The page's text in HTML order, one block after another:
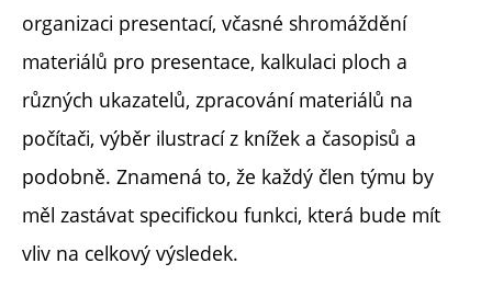
organizaci presentací, včasné shromáždění
materiálů pro presentace, kalkulaci ploch a
různých ukazatelů, zpracování materiálů na
počítači, výběr ilustrací z knížek a časopisů a
podobně. Znamená to, že každý člen týmu by
měl zastávat specifickou funkci, která bude mít
vliv na celkový výsledek.